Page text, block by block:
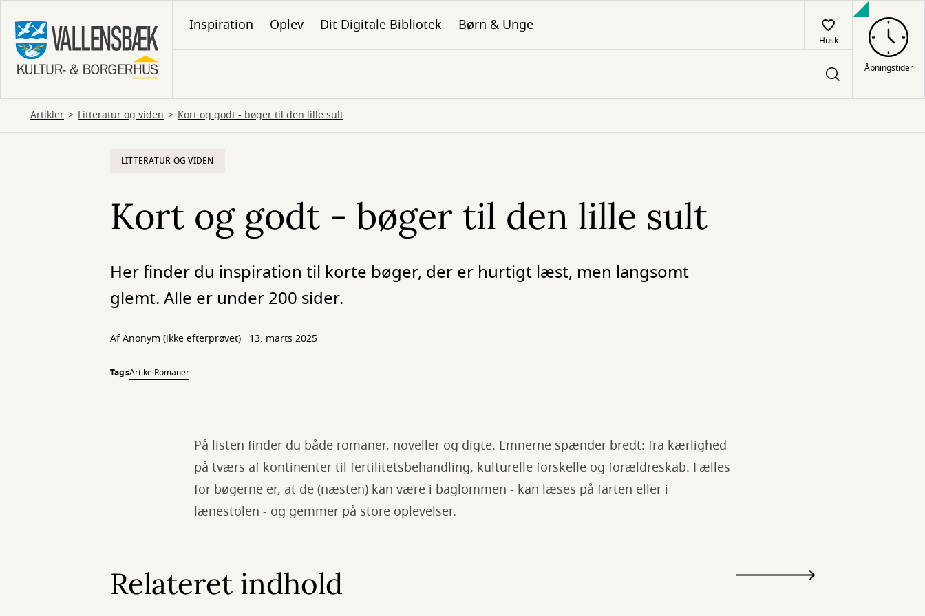
hovedindhold
Inspiration Oplev Dit Digitale Bibliotek Børn & Unge
Husk
Åbningstider
Artikler Litteratur og viden Kort og godt - bøger til den lille sult
LITTERATUR OG VIDEN
Kort og godt - bøger til den lille sult
Her finder du inspiration til korte bøger, der er hurtigt læst, men langsomt
glemt. Alle er under 200 sider.
AfAnonym (ikke efterprøvet) 13. marts 2025
TagsArtikelRomaner
På listen finder du både romaner, noveller og digte. Emnerne spænder bredt: fra kærlighed
på tværs af kontinenter til fertilitetsbehandling, kulturelle forskelle og forældreskab. Fælles
for bøgerne er, at de (næsten) kan være i baglommen - kan læses på farten eller i
lænestolen - og gemmer på store oplevelser.
Relateret indhold